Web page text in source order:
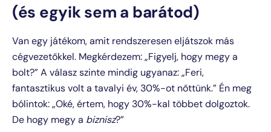
(és egyik sem a barátod)
Van egy játékom, amit rendszeresen eljátszok más
cégvezetőkkel. Megkérdezem: „Figyelj, hogy megy a
bolt?” A válasz szinte mindig ugyanaz: „Feri,
fantasztikus volt a tavalyi év, 30%-ot nőttünk.” Én meg
bólintok: „Oké, értem, hogy 30%-kal többet dolgoztok.
De hogy megy a biznisz?”